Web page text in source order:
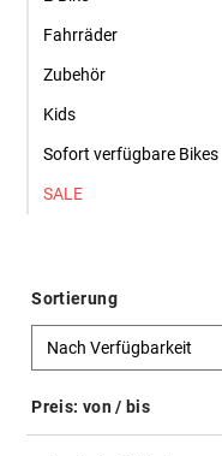
Fahrräder
Zubehör
Kids
Sofort verfügbare Bikes
SALE
Sortierung
Preis: von / bis